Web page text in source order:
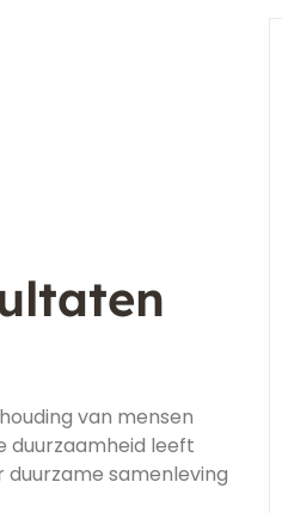
van mensen
duurzaamheid leeft
samenleving